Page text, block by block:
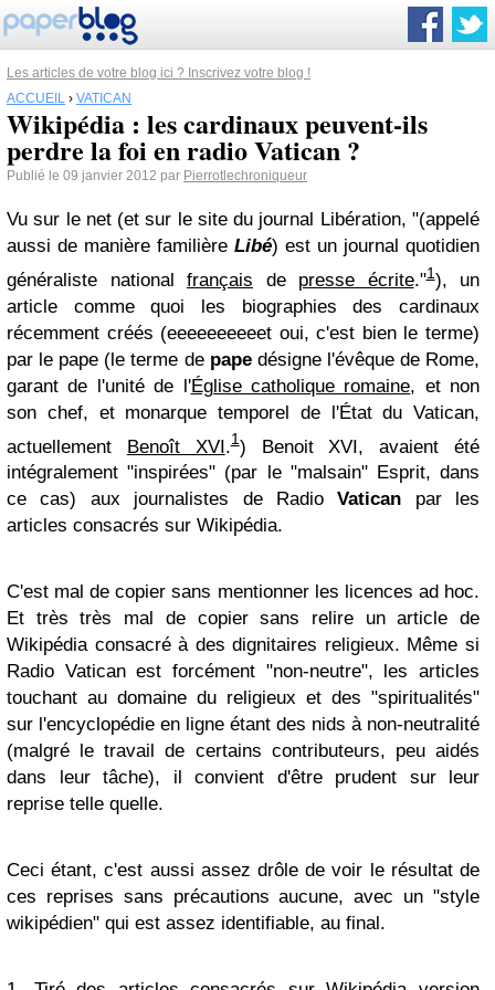
Les articles de votre blog ici ? Inscrivez votre blog !
ACCUEIL › VATICAN
Wikipédia : les cardinaux peuvent-ils
perdre la foi en radio Vatican ?
Publié le 09 janvier 2012 par Pierrotlechroniqueur
Vu sur le net (et sur le site du journal Libération, "(appelé
aussi de manière familière Libé) est un journal quotidien
généraliste national français de presse écrite."1), un
article comme quoi les biographies des cardinaux
récemment créés (eeeeeeeeeet oui, c'est bien le terme)
par le pape (le terme de papedésigne l'évêque de Rome,
garant de l'unité de l'Église catholique romaine, et non
son chef, et monarque temporel de l'État du Vatican,
actuellement Benoît XVI.1) Benoit XVI, avaient été
intégralement "inspirées" (par le "malsain" Esprit, dans
ce cas) aux journalistes de RadioVatican par les
articles consacrés sur Wikipédia.
C'est mal de copier sans mentionner les licences ad hoc.
Et très très mal de copier sans relire un article de
Wikipédia consacré à des dignitaires religieux. Même si
Radio Vatican est forcément "non-neutre", les articles
touchant au domaine du religieux et des "spiritualités"
sur l'encyclopédie en ligne étant des nids à non-neutralité
(malgré le travail de certains contributeurs, peu aidés
dans leur tâche), il convient d'être prudent sur leur
reprise telle quelle.
Ceci étant, c'est aussi assez drôle de voir le résultat de
ces reprises sans précautions aucune, avec un "style
wikipédien" qui est assez identifiable, au final.